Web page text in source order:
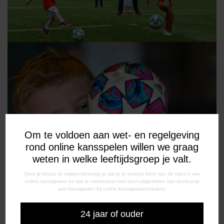
Om te voldoen aan wet- en regelgeving
rond online kansspelen willen we graag
weten in welke leeftijdsgroep je valt.
Door je keuze te maken bevestig je dat je je bewust bent van de risico's van
online kansspelen en dat je momenteel niet bent uitgesloten van deelname
aan kansspelen bij online kansspelaanbieders.
24 jaar of ouder